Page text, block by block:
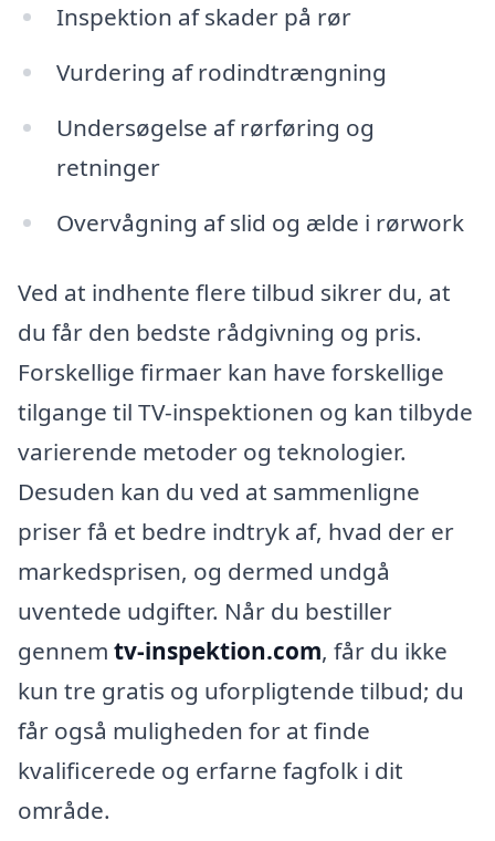
Inspektion af skader på rør
Vurdering af rodindtrængning
Undersøgelse af rørføring og
retninger
Overvågning af slid og ælde i rørwork
Ved at indhente flere tilbud sikrer du, at
du får den bedste rådgivning og pris.
Forskellige firmaer kan have forskellige
tilgange til TV-inspektionen og kan tilbyde
varierende metoder og teknologier.
Desuden kan du ved at sammenligne
priser få et bedre indtryk af, hvad der er
markedsprisen, og dermed undgå
uventede udgifter. Når du bestiller
gennem tv-inspektion.com, får du ikke
kun tre gratis og uforpligtende tilbud; du
får også muligheden for at finde
kvalificerede og erfarne fagfolk i dit
område.